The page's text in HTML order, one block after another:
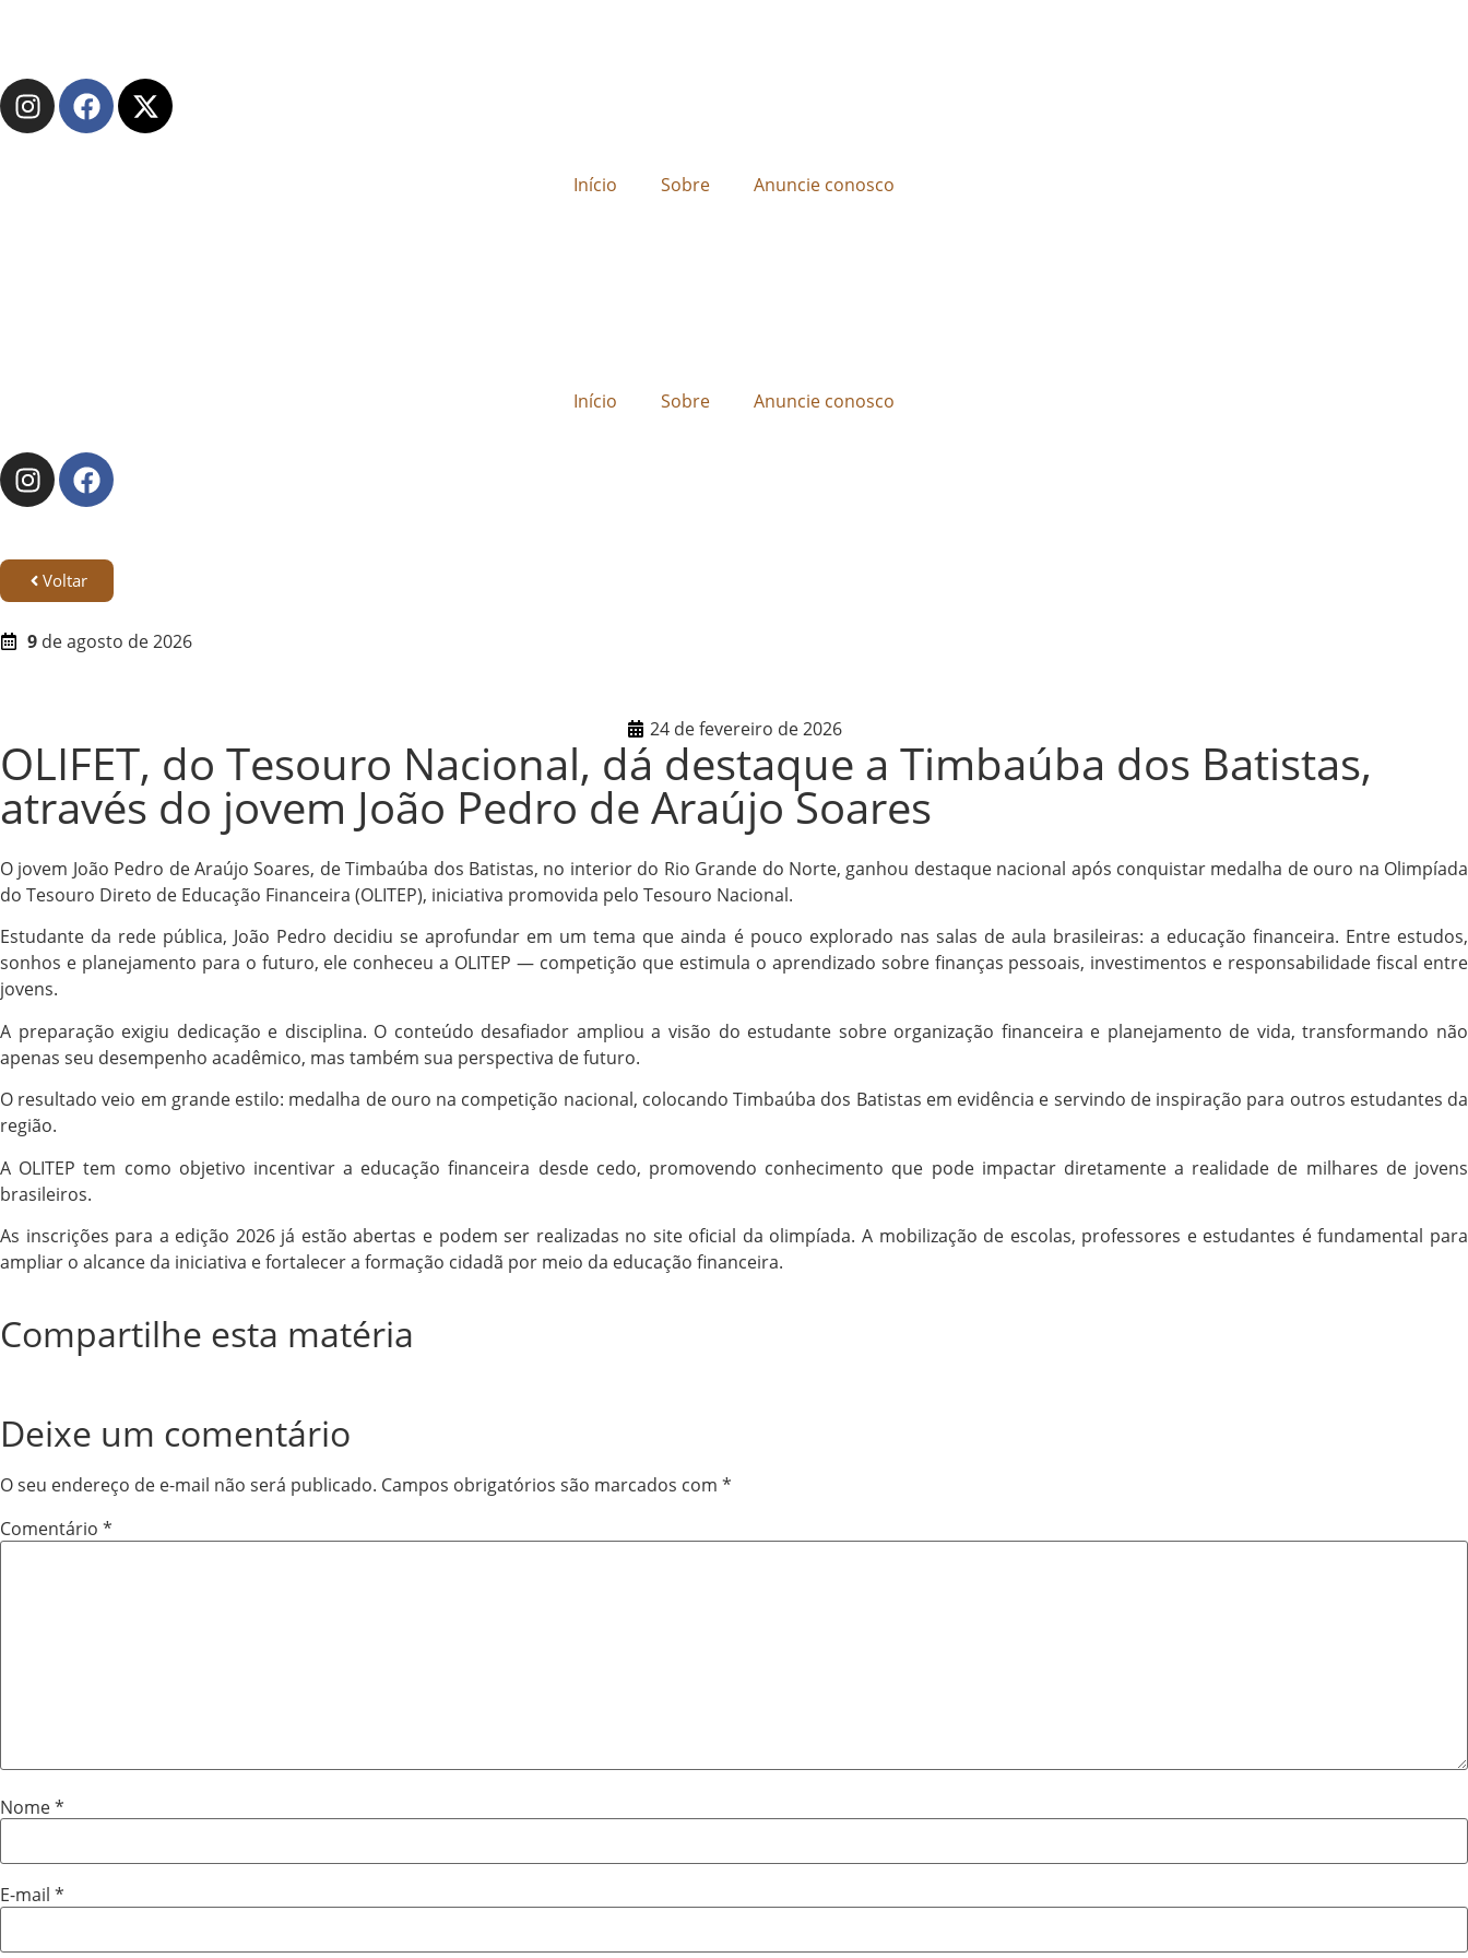
Início Sobre Anuncie conosco
Início Sobre Anuncie conosco
Voltar
9 de agosto de 2026
24 de fevereiro de 2026
OLIFET, do Tesouro Nacional, dá destaque a Timbaúba dos Batistas,
através do jovem João Pedro de Araújo Soares
O jovem João Pedro de Araújo Soares, de Timbaúba dos Batistas, no interior do Rio Grande do Norte, ganhou destaque nacional após conquistar medalha de ouro na Olimpíada
do Tesouro Direto de Educação Financeira (OLITEP), iniciativa promovida pelo Tesouro Nacional.
Estudante da rede pública, João Pedro decidiu se aprofundar em um tema que ainda é pouco explorado nas salas de aula brasileiras: a educação financeira. Entre estudos,
sonhos e planejamento para o futuro, ele conheceu a OLITEP — competição que estimula o aprendizado sobre finanças pessoais, investimentos e responsabilidade fiscal entre
jovens.
A preparação exigiu dedicação e disciplina. O conteúdo desafiador ampliou a visão do estudante sobre organização financeira e planejamento de vida, transformando não
apenas seu desempenho acadêmico, mas também sua perspectiva de futuro.
O resultado veio em grande estilo: medalha de ouro na competição nacional, colocando Timbaúba dos Batistas em evidência e servindo de inspiração para outros estudantes da
região.
A OLITEP tem como objetivo incentivar a educação financeira desde cedo, promovendo conhecimento que pode impactar diretamente a realidade de milhares de jovens
brasileiros.
As inscrições para a edição 2026 já estão abertas e podem ser realizadas no site oficial da olimpíada. A mobilização de escolas, professores e estudantes é fundamental para
ampliar o alcance da iniciativa e fortalecer a formação cidadã por meio da educação financeira.
Compartilhe esta matéria
Deixe um comentário
O seu endereço de e-mail não será publicado. Campos obrigatórios são marcados com *
Comentário *
Nome*
E-mail *